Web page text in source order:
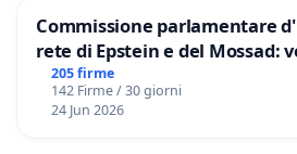
Commissione parlamentare
rete di Epstein e del Mossad:
Files
205 firme
142 Firme / 30 giorni
24 Jun 2026